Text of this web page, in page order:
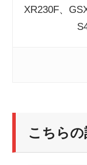
XR230F、
こちら